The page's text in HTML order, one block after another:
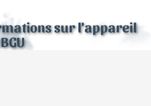
sur l'appareil